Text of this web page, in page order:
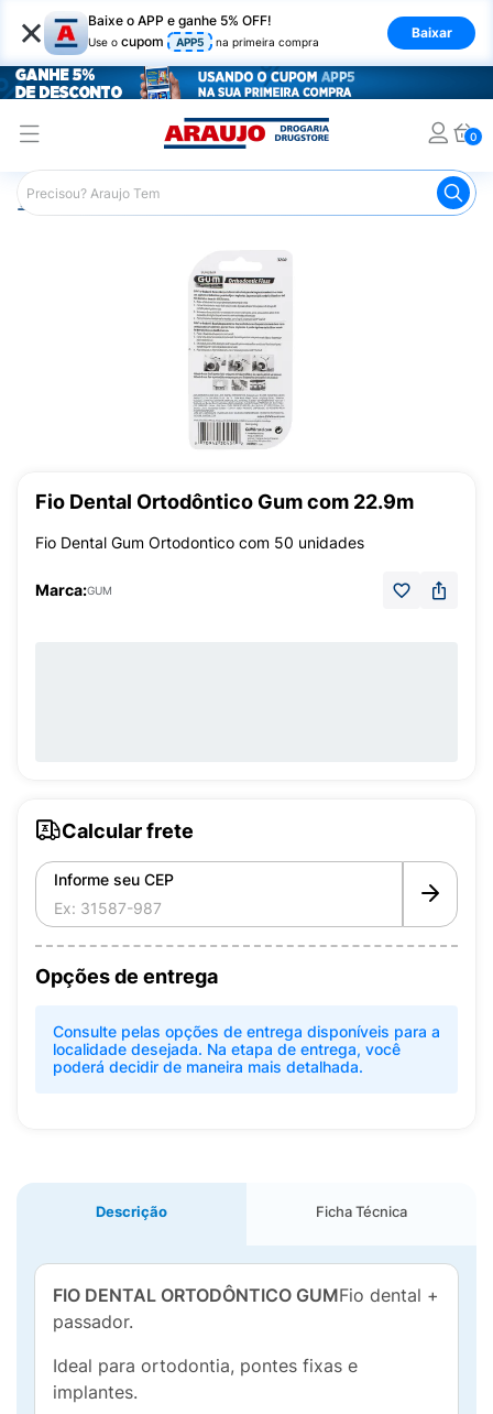
× Baixe o APP e ganhe 5% OFF!
Use o cupom APP5 na primeira compra
Baixar
0
Araujo Higiene Pessoal Fio Dental
Fio Dental Ortodôntico Gum com 22.9m
Fio Dental Gum Ortodontico com 50 unidades
Marca:GUM
Calcular frete
Informe seu CEP
Opções de entrega
Consulte pelas opções de entrega disponíveis para a
localidade desejada. Na etapa de entrega, você
poderá decidir de maneira mais detalhada.
Descrição Ficha Técnica
FIO DENTAL ORTODÔNTICO GUMFio dental +
passador.
Ideal para ortodontia, pontes fixas e
implantes.